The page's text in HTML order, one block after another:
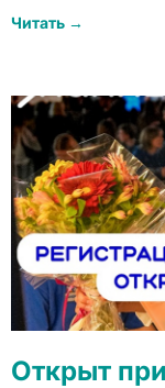
Читать →
Открыт